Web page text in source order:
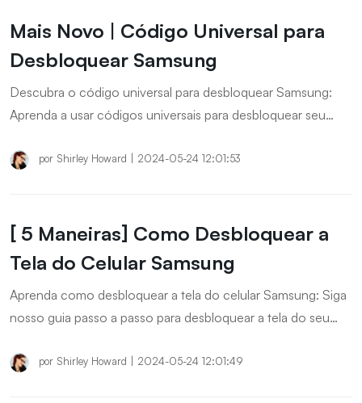
Mais Novo | Código Universal para
Desbloquear Samsung
Descubra o código universal para desbloquear Samsung:
Aprenda a usar códigos universais para desbloquear seu
imediato ao seu dispositivo, resolva problemas de bloqueio
por Shirley Howard 2024-05-24 12:01:53
[ 5 Maneiras] Como Desbloquear a
Tela do Celular Samsung
Aprenda como desbloquear a tela do celular Samsung: Siga
nosso guia passo a passo para desbloquear a tela do seu
diferentes métodos, incluindo PIN, senha, impressão digital e
por Shirley Howard 2024-05-24 12:01:49